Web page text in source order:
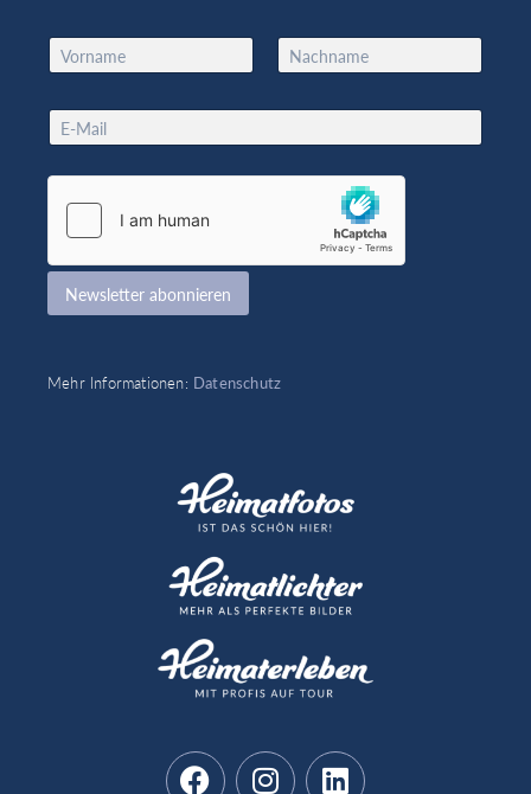
N
a
e
*
*
a
m
E
m
i
Newsletter abonnieren
Mehr Informationen: Datenschutz